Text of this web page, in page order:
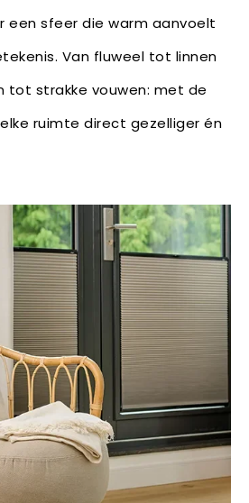
sfeer die warm aanvoelt
Van fluweel tot linnen
tot strakke vouwen: met de
ruimte direct gezelliger én